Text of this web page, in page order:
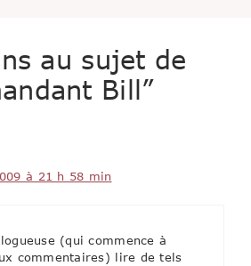
au sujet de
Bill”
à 21 h 58 min
(qui commence à
commentaires) lire de tels